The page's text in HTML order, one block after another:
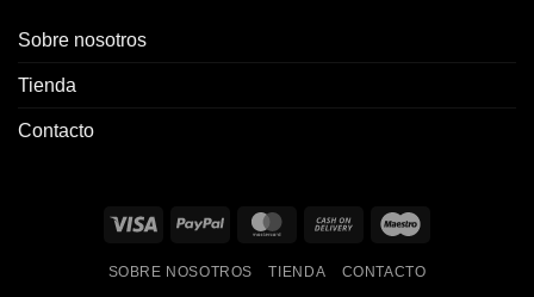
Sobre nosotros
Tienda
Contacto
Visa PayPal MasterCardCash
Delivery
SOBRE NOSOTROS TIENDA CONTACTO